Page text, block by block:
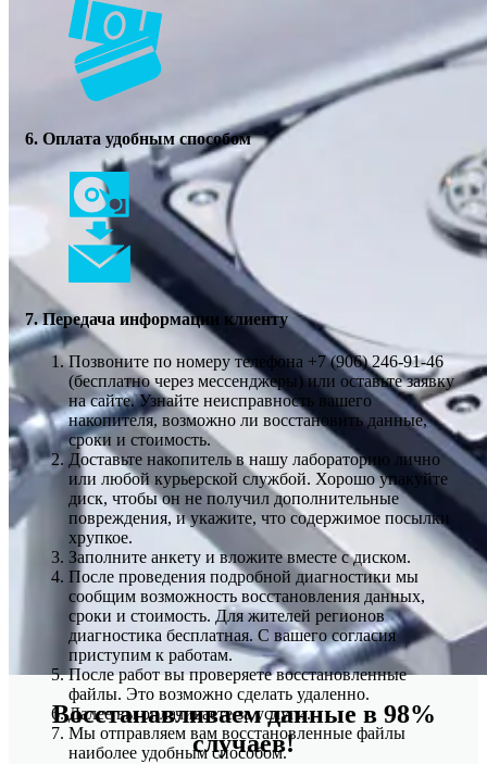
Восстанавливаем данные в 98%
случаев!
6. Оплата удобным способом
7. Передача информации клиенту
Позвоните по номеру телефона +7 (906) 246-91-46
(бесплатно через мессенджеры) или оставьте заявку
на сайте. Узнайте неисправность вашего
накопителя, возможно ли восстановить данные,
сроки и стоимость.
Доставьте накопитель в нашу лабораторию лично
или любой курьерской службой. Хорошо упакуйте
диск, чтобы он не получил дополнительные
повреждения, и укажите, что содержимое посылки
хрупкое.
Заполните анкету и вложите вместе с диском.
После проведения подробной диагностики мы
сообщим возможность восстановления данных,
сроки и стоимость. Для жителей регионов
диагностика бесплатная. С вашего согласия
приступим к работам.
После работ вы проверяете восстановленные
файлы. Это возможно сделать удаленно.
Далее вы оплачиваете за услуги.
Мы отправляем вам восстановленные файлы
наиболее удобным способом.